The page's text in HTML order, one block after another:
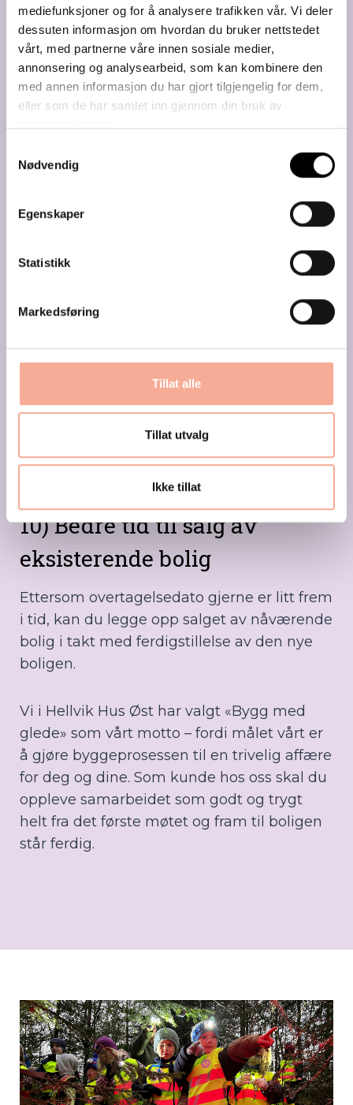
mediefunksjoner og for å analysere trafikken vår. Vi deler
dessuten informasjon om hvordan du bruker nettstedet
vårt, med partnerne våre innen sosiale medier,
annonsering og analysearbeid, som kan kombinere den
med annen informasjon du har gjort tilgjengelig for dem,
eller som de har samlet inn gjennom din bruk av
Nødvendig
Egenskaper
Statistikk
Markedsføring
Tillat alle
Tillat utvalg
Ikke tillat
innskuddsbetaling ved signering av
kontrakt. På Kvitre er det ingen
forhåndsbetaling – hele kjøpesummen og
eventuelle endringer/tillegg betales ved
overtagelse.
8) Potensiell prisstigning
Siden du gjerne kjøper bolig ett eller to år
før ferdigstillelse, kan du potensielt få med
deg en verdiøkning på hele boligen før du
En ny bolig har et lavere energiforbruk enn
boligene bedre inneklima, isolasjon og
generelt høyere kvalitet.
10) Bedre tid til salg av
eksisterende bolig
Ettersom overtagelsedato gjerne er litt frem
i tid, kan du legge opp salget av nåværende
bolig i takt med ferdigstillelse av den nye
boligen.
Vi i Hellvik Hus Øst har valgt «Bygg med
glede» som vårt motto – fordi målet vårt er
å gjøre byggeprosessen til en trivelig affære
for deg og dine. Som kunde hos oss skal du
oppleve samarbeidet som godt og trygt
helt fra det første møtet og fram til boligen
står ferdig.